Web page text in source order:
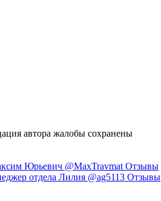
автора жалобы сохранены
Юрьевич @MaxTravmat Отзывы
отдела Лилия @ag5113 Отзывы